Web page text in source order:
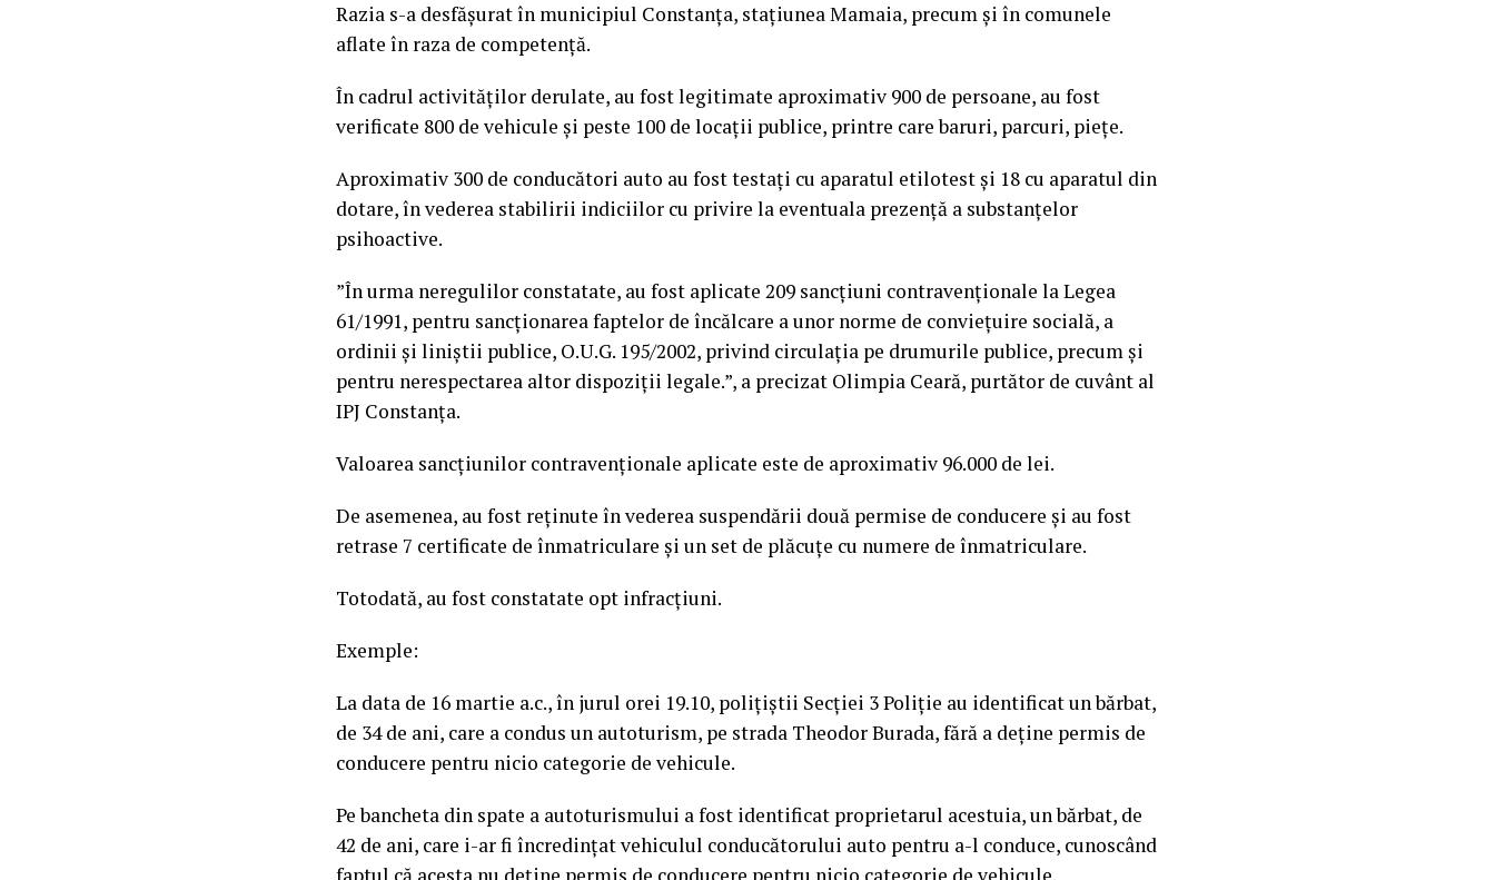
Razia s-a desfășurat în municipiul Constanța, stațiunea Mamaia, precum și în comunele
aflate în raza de competență.
În cadrul activităților derulate, au fost legitimate aproximativ 900 de persoane, au fost
verificate 800 de vehicule și peste 100 de locații publice, printre care baruri, parcuri, piețe.
Aproximativ 300 de conducători auto au fost testați cu aparatul etilotest și 18 cu aparatul din
dotare, în vederea stabilirii indiciilor cu privire la eventuala prezență a substanțelor
psihoactive.
”În urma neregulilor constatate, au fost aplicate 209 sancțiuni contravenționale la Legea
61/1991, pentru sancționarea faptelor de încălcare a unor norme de conviețuire socială, a
ordinii și liniștii publice, O.U.G. 195/2002, privind circulația pe drumurile publice, precum și
pentru nerespectarea altor dispoziții legale.”, a precizat Olimpia Ceară, purtător de cuvânt al
IPJ Constanța.
Valoarea sancțiunilor contravenționale aplicate este de aproximativ 96.000 de lei.
De asemenea, au fost reținute în vederea suspendării două permise de conducere și au fost
retrase 7 certificate de înmatriculare și un set de plăcuțe cu numere de înmatriculare.
Totodată, au fost constatate opt infracțiuni.
Exemple:
La data de 16 martie a.c., în jurul orei 19.10, polițiștii Secției 3 Poliție au identificat un bărbat,
de 34 de ani, care a condus un autoturism, pe strada Theodor Burada, fără a deține permis de
conducere pentru nicio categorie de vehicule.
Pe bancheta din spate a autoturismului a fost identificat proprietarul acestuia, un bărbat, de
42 de ani, care i-ar fi încredințat vehiculul conducătorului auto pentru a-l conduce, cunoscând